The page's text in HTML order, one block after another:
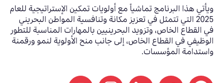
ويأتي هذا البرنامج تماشياً مع أولويات تمكين الإستراتيجية للعام
2025 التي تتمثل في تعزيز مكانة وتنافسية المواطن البحريني
في القطاع الخاص، وتزويد البحرينيين بالمهارات المناسبة للتطور
الوظيفي في القطاع الخاص، إلى جانب منح الأولوية لنمو ورقمنة
واستدامة المؤسسات.